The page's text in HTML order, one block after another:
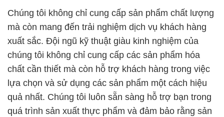
Chúng tôi không chỉ cung cấp sản phẩm chất lượng
mà còn mang đến trải nghiệm dịch vụ khách hàng
xuất sắc. Đội ngũ kỹ thuật giàu kinh nghiệm của
chúng tôi không chỉ cung cấp các sản phẩm hóa
chất cần thiết mà còn hỗ trợ khách hàng trong việc
lựa chọn và sử dụng các sản phẩm một cách hiệu
quả nhất. Chúng tôi luôn sẵn sàng hỗ trợ bạn trong
quá trình sản xuất thực phẩm và đảm bảo rằng sản